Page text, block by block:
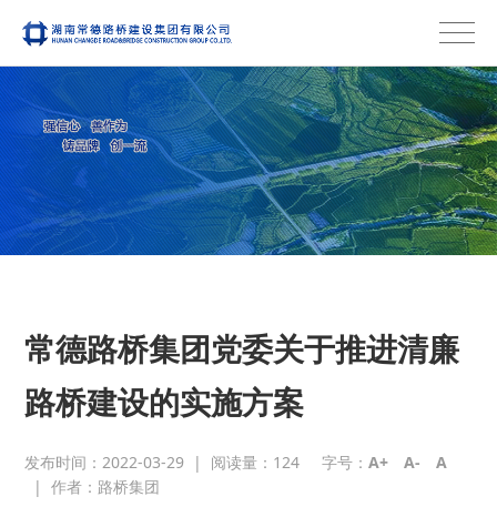
常德路桥集团党委关于推进清廉
路桥建设的实施方案
发布时间：2022-03-29 | 阅读量： 124 字号：A+ A-
A
|作者：路桥集团